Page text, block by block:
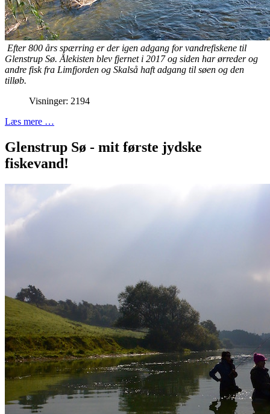
Efter 800 års spærring er der igen adgang for vandrefiskene til
Glenstrup Sø. Ålekisten blev fjernet i 2017 og siden har ørreder og
andre fisk fra Limfjorden og Skalså haft adgang til søen og den
tilløb.
Visninger: 2194
Læs mere …
Glenstrup Sø - mit første jydske
fiskevand!